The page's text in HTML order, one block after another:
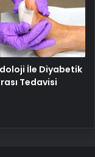
İle Diyabetik
Tedavisi